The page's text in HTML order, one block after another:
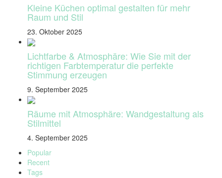
Kleine Küchen optimal gestalten für mehr
Raum und Stil
23. Oktober 2025
Lichtfarbe & Atmosphäre: Wie Sie mit der
richtigen Farbtemperatur die perfekte
Stimmung erzeugen
9. September 2025
Räume mit Atmosphäre: Wandgestaltung als
Stilmittel
4. September 2025
Popular
Recent
Tags